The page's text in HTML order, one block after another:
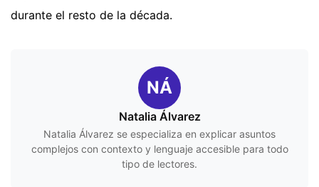
durante el resto de la década.
NÁ
Natalia Álvarez
Natalia Álvarez se especializa en explicar asuntos
complejos con contexto y lenguaje accesible para todo
tipo de lectores.